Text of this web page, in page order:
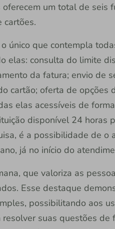
um total de seis
cartões.
único que contempla
elas: consulta do limite
da fatura; envio de
cartão; oferta de opções
elas acessíveis de
disponível 24 horas
é a possibilidade de o
já no início do
que valoriza as
Esse destaque
possibilitando aos
suas questões de